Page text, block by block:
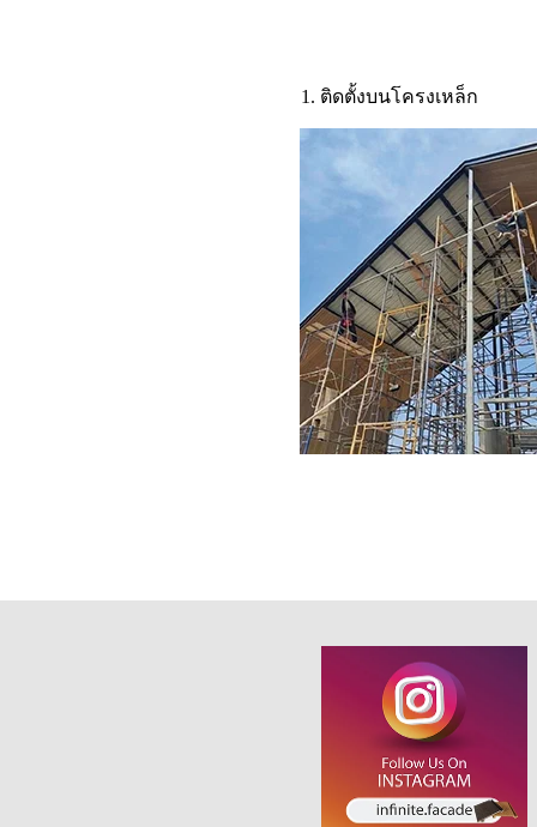
1. ติดตั้งบนโครงเหล็ก